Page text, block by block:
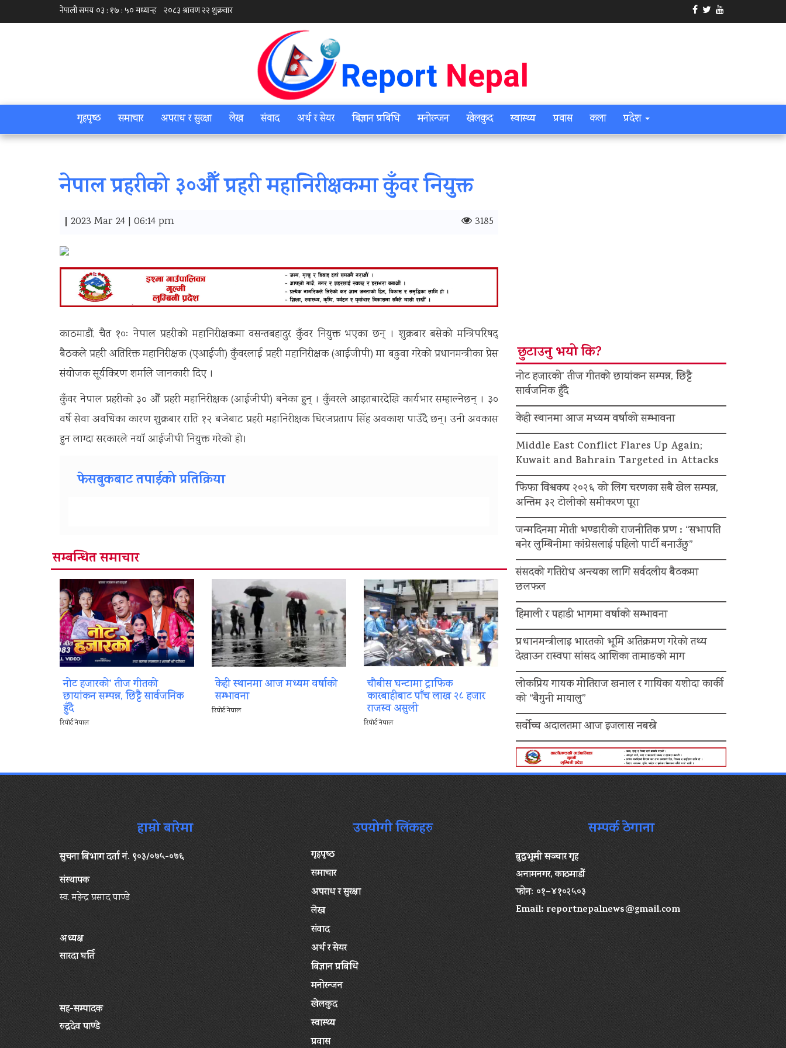
गृहपृष्‍ठ समाचार अपराध र सुरक्षा लेख संवाद अर्थ र सेयर बिज्ञान प्रबिधि मनोरन्जन खेलकुद स्वास्थ्य प्रवास कला प्रदेश
नेपाल प्रहरीको ३०औँ प्रहरी महानिरीक्षकमा कुँवर नियुक्त
| 2023 Mar 24 | 06:14 pm 3185
काठमाडौं, चैत १०ः नेपाल प्रहरीको महानिरीक्षकमा वसन्तबहादुर कुँवर नियुक्त भएका छन् । शुक्रबार बसेको मन्त्रिपरिषद्
बैठकले प्रहरी अतिरिक्त महानिरीक्षक (एआईजी) कुँवरलाई प्रहरी महानिरीक्षक (आईजीपी) मा बढुवा गरेको प्रधानमन्त्रीका प्रेस
संयोजक सूर्यकिरण शर्माले जानकारी दिए ।
कुँवर नेपाल प्रहरीको ३० औँ प्रहरी महानिरीक्षक (आईजीपी) बनेका हुन् । कुँवरले आइतबारदेखि कार्यभार सम्हाल्नेछन् । ३०
वर्षे सेवा अवधिका कारण शुक्रबार राति १२ बजेबाट प्रहरी महानिरीक्षक धिरजप्रताप सिंह अवकाश पाउँदै छन्। उनी अवकास
हुन लाग्दा सरकारले नयाँ आईजीपी नियुक्त गरेको हो।
फेसबुकबाट तपाईको प्रतिक्रिया
सम्बन्धित समाचार
नोट हजारको’ तीज गीतको
छायांकन सम्पन्न, छिट्टै सार्वजनिक
हुँदै
रिपोर्ट नेपाल
केही स्थानमा आज मध्यम वर्षाको
सम्भावना
रिपोर्ट नेपाल
चौबीस घन्टामा ट्राफिक
कारबाहीबाट पाँच लाख २८ हजार
राजस्व असुली
रिपोर्ट नेपाल
छुटाउनु भयो कि?
नोट हजारको’ तीज गीतको छायांकन सम्पन्न, छिट्टै
सार्वजनिक हुँदै
केही स्थानमा आज मध्यम वर्षाको सम्भावना
Middle East Conflict Flares Up Again;
Kuwait and Bahrain Targeted in Attacks
फिफा विश्वकप २०२६ को लिग चरणका सबै खेल सम्पन्न,
अन्तिम ३२ टोलीको समीकरण पूरा
जन्मदिनमा मोती भण्डारीको राजनीतिक प्रण : “सभापति
बनेर लुम्बिनीमा कांग्रेसलाई पहिलो पार्टी बनाउँछु”
संसदको गतिरोध अन्त्यका लागि सर्वदलीय बैठकमा
छलफल
हिमाली र पहाडी भागमा वर्षाको सम्भावना
प्रधानमन्त्रीलाइ भारतको भूमि अतिक्रमण गरेको तथ्य
देखाउन रास्वपा सांसद आशिका तामाङको माग
लोकप्रिय गायक मोतिराज खनाल र गायिका यशोदा कार्की
को “बैगुनी मायालु”
सर्वोच्च अदालतमा आज इजलास नबस्ने
हाम्रो बारेमा
सुचना बिभाग दर्ता नं. ९०३/०७५-०७६
संस्थापक
स्व. महेन्द्र प्रसाद पाण्डे
अध्यक्ष
सारदा घर्ति
सह-सम्पादक
रुद्रदेव पाण्डे
उपयोगी लिंकहरु
गृहपृष्‍ठ
समाचार
अपराध र सुरक्षा
लेख
संवाद
अर्थ र सेयर
बिज्ञान प्रबिधि
मनोरन्जन
खेलकुद
स्वास्थ्य
प्रवास
सम्पर्क ठेगाना
बुद्धभूमी सञ्चार गृह
अनामनगर, काठमाडौं
फोनः ०१–४१०२५०३
Email:reportnepalnews@gmail.com